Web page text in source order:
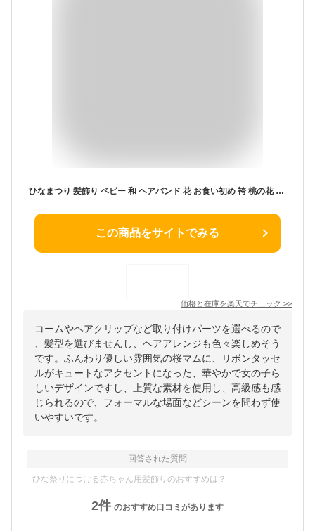
ひなまつり 髪飾り ベビー 和 ヘアバンド 花 お食い初め 袴 桃の花 着物 子供 桜 【桜マムとコットンリボンタッセル和飾り】 ベビーヘアバンド 七五三 ヘアクリップ ヘアアクセサリー キッズ 日本製 初節句 赤ちゃん 袴ロンパース ベビー袴 女の子 100日 あかちゃん
この商品をサイトでみる
価格と在庫を楽天でチェック >>
コームやヘアクリップなど取り付けパーツを選べるので
、髪型を選びませんし、ヘアアレンジも色々楽しめそう
です。ふんわり優しい雰囲気の桜マムに、リボンタッセ
ルがキュートなアクセントになった、華やかで女の子ら
しいデザインですし、上質な素材を使用し、高級感も感
じられるので、フォーマルな場面などシーンを問わず使
いやすいです。
回答された質問
ひな祭りにつける赤ちゃん用髪飾りのおすすめは？
2件 のおすすめ口コミがあります